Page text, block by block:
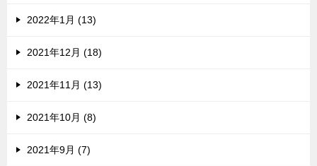
2022年1月 (13)
2021年12月 (18)
2021年11月 (13)
2021年10月 (8)
2021年9月 (7)